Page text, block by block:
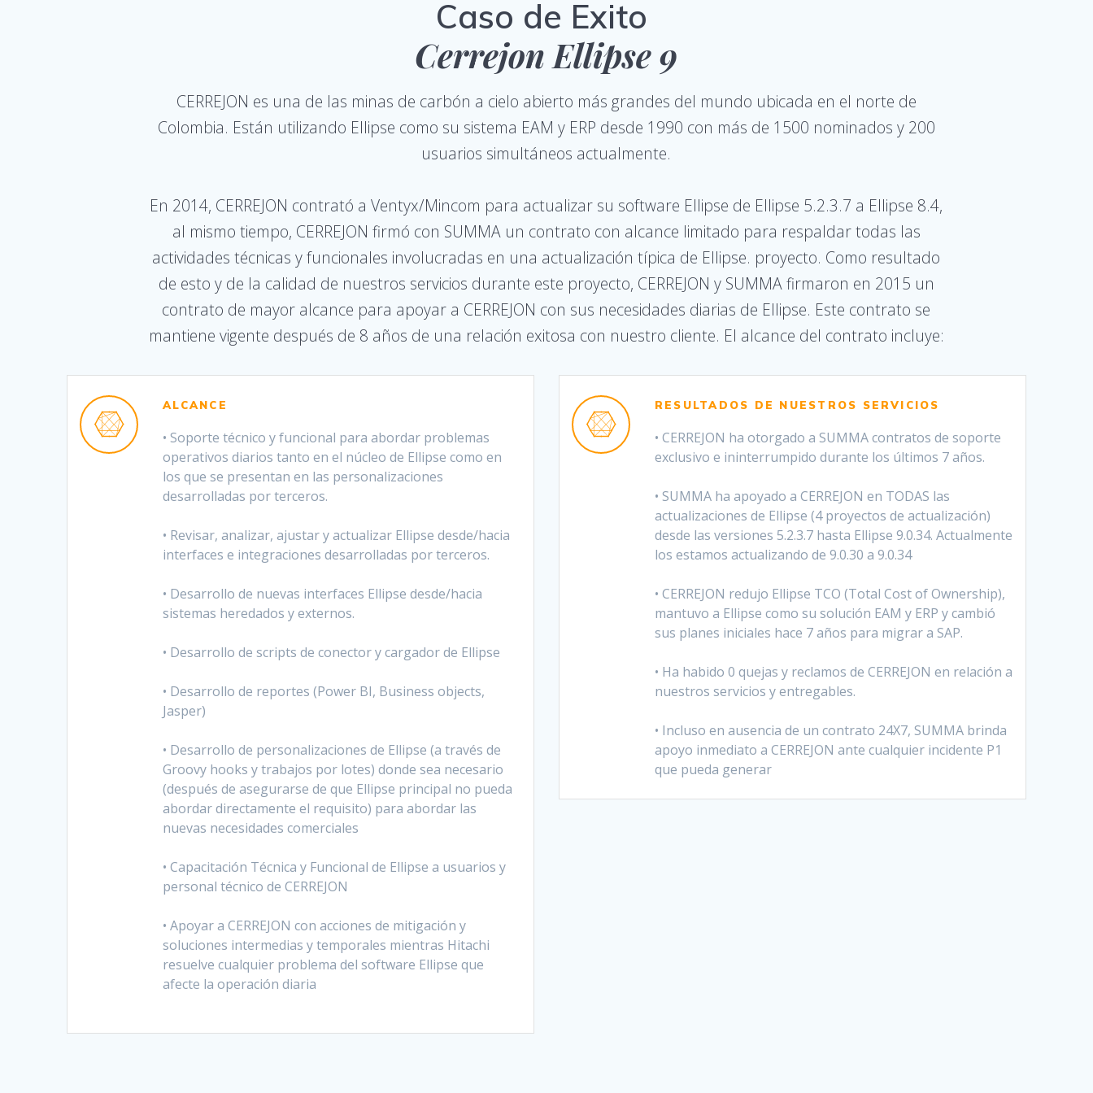
Caso de Exito
Cerrejon Ellipse 9
CERREJON es una de las minas de carbón a cielo abierto más grandes del mundo ubicada en el norte de
Colombia. Están utilizando Ellipse como su sistema EAM y ERP desde 1990 con más de 1500 nominados y 200
usuarios simultáneos actualmente.
En 2014, CERREJON contrató a Ventyx/Mincom para actualizar su software Ellipse de Ellipse 5.2.3.7 a Ellipse 8.4,
al mismo tiempo, CERREJON firmó con SUMMA un contrato con alcance limitado para respaldar todas las
actividades técnicas y funcionales involucradas en una actualización típica de Ellipse. proyecto. Como resultado
de esto y de la calidad de nuestros servicios durante este proyecto, CERREJON y SUMMA firmaron en 2015 un
contrato de mayor alcance para apoyar a CERREJON con sus necesidades diarias de Ellipse. Este contrato se
mantiene vigente después de 8 años de una relación exitosa con nuestro cliente. El alcance del contrato incluye:
ALCANCE
• Soporte técnico y funcional para abordar problemas
operativos diarios tanto en el núcleo de Ellipse como en
los que se presentan en las personalizaciones
desarrolladas por terceros.
• Revisar, analizar, ajustar y actualizar Ellipse desde/hacia
interfaces e integraciones desarrolladas por terceros.
• Desarrollo de nuevas interfaces Ellipse desde/hacia
sistemas heredados y externos.
• Desarrollo de scripts de conector y cargador de Ellipse
• Desarrollo de reportes (Power BI, Business objects,
Jasper)
• Desarrollo de personalizaciones de Ellipse (a través de
Groovy hooks y trabajos por lotes) donde sea necesario
(después de asegurarse de que Ellipse principal no pueda
abordar directamente el requisito) para abordar las
nuevas necesidades comerciales
• Capacitación Técnica y Funcional de Ellipse a usuarios y
personal técnico de CERREJON
• Apoyar a CERREJON con acciones de mitigación y
soluciones intermedias y temporales mientras Hitachi
resuelve cualquier problema del software Ellipse que
afecte la operación diaria
RESULTADOS DE NUESTROS SERVICIOS
• CERREJON ha otorgado a SUMMA contratos de soporte
exclusivo e ininterrumpido durante los últimos 7 años.
• SUMMA ha apoyado a CERREJON en TODAS las
actualizaciones de Ellipse (4 proyectos de actualización)
desde las versiones 5.2.3.7 hasta Ellipse 9.0.34. Actualmente
los estamos actualizando de 9.0.30 a 9.0.34
• CERREJON redujo Ellipse TCO (Total Cost of Ownership),
mantuvo a Ellipse como su solución EAM y ERP y cambió
sus planes iniciales hace 7 años para migrar a SAP.
• Ha habido 0 quejas y reclamos de CERREJON en relación a
nuestros servicios y entregables.
• Incluso en ausencia de un contrato 24X7, SUMMA brinda
apoyo inmediato a CERREJON ante cualquier incidente P1
que pueda generar